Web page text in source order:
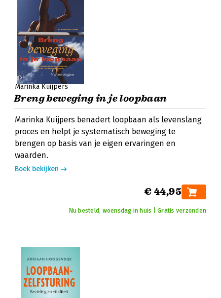
Marinka Kuijpers
Breng beweging in je loopbaan
Marinka Kuijpers benadert loopbaan als levenslang
proces en helpt je systematisch beweging te
brengen op basis van je eigen ervaringen en
waarden.
Boek bekijken
€ 44,95
Nu besteld, woensdag in huis | Gratis verzonden